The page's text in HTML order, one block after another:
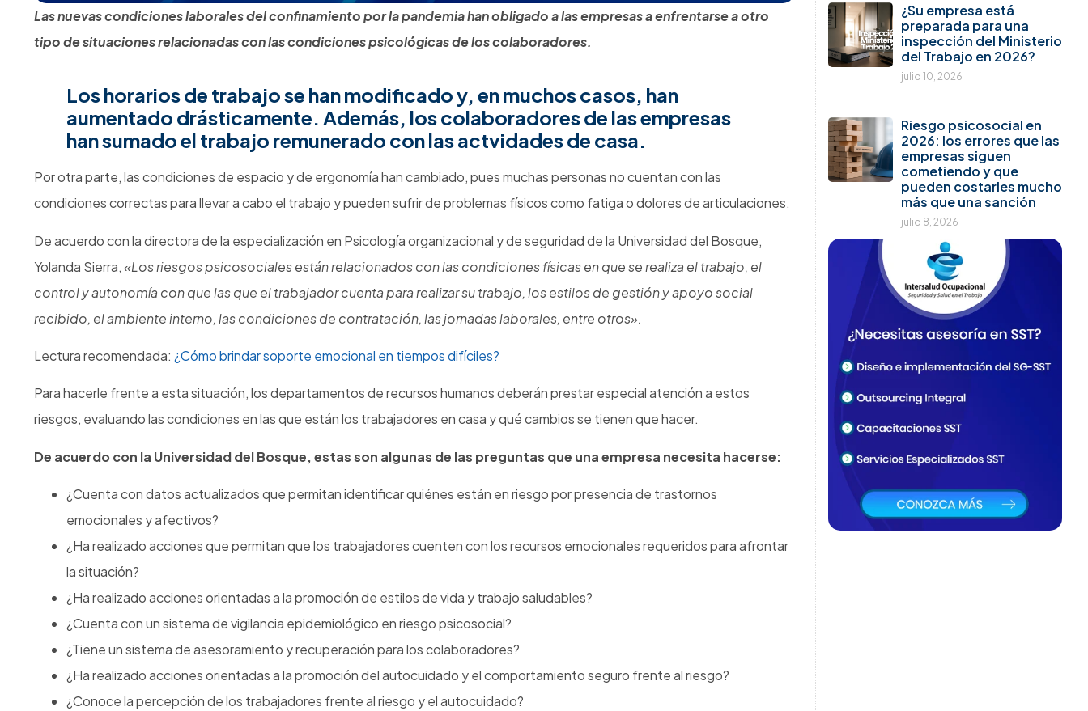
Las nuevas condiciones laborales del confinamiento por la pandemia han obligado a las empresas a enfrentarse a otro
tipo de situaciones relacionadas con las condiciones psicológicas de los colaboradores.
Los horarios de trabajo se han modificado y, en muchos casos, han
aumentado drásticamente. Además, los colaboradores de las empresas
han sumado el trabajo remunerado con las actvidades de casa.
Por otra parte, las condiciones de espacio y de ergonomía han cambiado, pues muchas personas no cuentan con las
condiciones correctas para llevar a cabo el trabajo y pueden sufrir de problemas físicos como fatiga o dolores de articulaciones.
De acuerdo con la directora de la especialización en Psicología organizacional y de seguridad de la Universidad del Bosque,
Yolanda Sierra,«Los riesgos psicosociales están relacionados con las condiciones físicas en que se realiza el trabajo, el
control y autonomía con que las que el trabajador cuenta para realizar su trabajo, los estilos de gestión y apoyo social
recibido, el ambiente interno, las condiciones de contratación, las jornadas laborales, entre otros».
Lectura recomendada: ¿Cómo brindar soporte emocional en tiempos difíciles?
Para hacerle frente a esta situación, los departamentos de recursos humanos deberán prestar especial atención a estos
riesgos, evaluando las condiciones en las que están los trabajadores en casa y qué cambios se tienen que hacer.
De acuerdo con la Universidad del Bosque, estas son algunas de las preguntas que una empresa necesita hacerse:
¿Cuenta con datos actualizados que permitan identificar quiénes están en riesgo por presencia de trastornos
emocionales y afectivos?
¿Ha realizado acciones que permitan que los trabajadores cuenten con los recursos emocionales requeridos para afrontar
la situación?
¿Ha realizado acciones orientadas a la promoción de estilos de vida y trabajo saludables?
¿Cuenta con un sistema de vigilancia epidemiológico en riesgo psicosocial?
¿Tiene un sistema de asesoramiento y recuperación para los colaboradores?
¿Ha realizado acciones orientadas a la promoción del autocuidado y el comportamiento seguro frente al riesgo?
¿Conoce la percepción de los trabajadores frente al riesgo y el autocuidado?
¿Su empresa está
preparada para una
inspección del Ministerio
del Trabajo en 2026?
julio 10, 2026
Riesgo psicosocial en
2026: los errores que las
empresas siguen
cometiendo y que
pueden costarles mucho
más que una sanción
julio 8, 2026
Regístrate para recibir
actualizaciones en SST